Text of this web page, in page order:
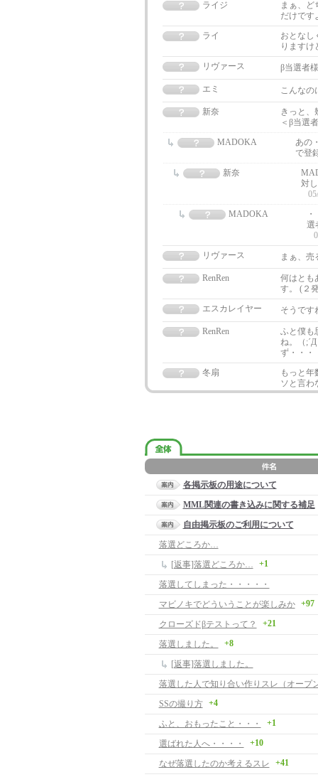
ライジ
まぁ、
だけです
ライ
おとなし
りますけ
リヴァース
β当選者
エミ こんな
新奈
きっと
＜β当選
MADOKA
あの
で登
新奈
対
MADOKA
選
リヴァース
まぁ、
RenRen
何はとも
す。 (２
エスカレイヤー
そうです
RenRen
ふと僕も
ね。（
ず・・・
冬扇
もっと
ソと言わ
各掲示板の用途について
MML関連の書き込みに関する補足
自由掲示板のご利用について
落選どころか…
[返事]落選どころか…
+1
落選してしまった・・・・・
マビノキでどういうことが楽しみか
+97
クローズドβテストって？ +21
落選しました。 +8
[返事]落選しました。
SSの撮り方 +4
ふと、おもったこと・・・ +1
選ばれた人へ・・・・ +10
なぜ落選したのか考えるスレ +41